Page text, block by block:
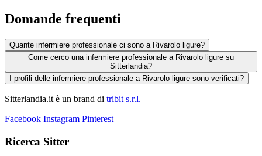
Domande frequenti
Quante infermiere professionale ci sono a Rivarolo ligure?
Come cerco una infermiere professionale a Rivarolo ligure su
Sitterlandia?
I profili delle infermiere professionale a Rivarolo ligure sono verificati?
Sitterlandia.it è un brand di tribit s.r.l.
Facebook Instagram Pinterest
Ricerca Sitter